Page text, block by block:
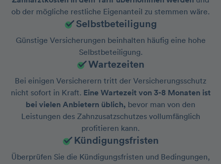
ob der mögliche restliche Eigenanteil zu stemmen wäre.
Selbstbeteiligung
Günstige Versicherungen beinhalten häufig eine hohe
Selbstbeteiligung.
Wartezeiten
Bei einigen Versicherern tritt der Versicherungsschutz
nicht sofort in Kraft. Eine Wartezeit von 3-8 Monaten ist
bei vielen Anbietern üblich, bevor man von den
Leistungen des Zahnzusatzschutzes vollumfänglich
profitieren kann.
Kündigungsfristen
Überprüfen Sie die Kündigungsfristen und Bedingungen,